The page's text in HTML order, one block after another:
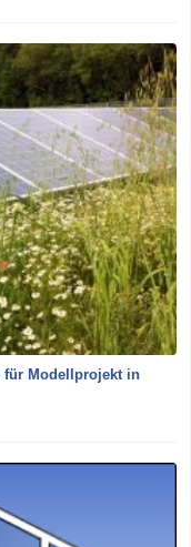
für Modellprojekt in